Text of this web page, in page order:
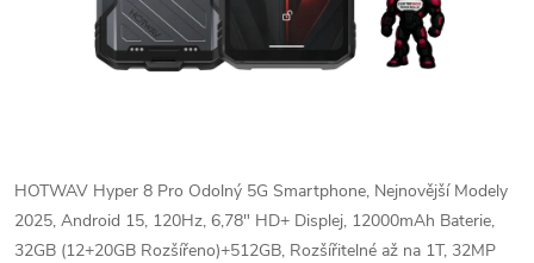
HOTWAV Hyper 8 Pro Odolný 5G Smartphone, Nejnovější Modely
2025, Android 15, 120Hz, 6,78" HD+ Displej, 12000mAh Baterie,
32GB (12+20GB Rozšířeno)+512GB, Rozšířitelné až na 1T, 32MP